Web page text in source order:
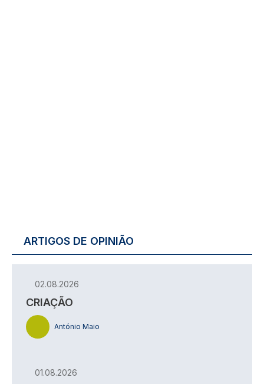
ARTIGOS DE OPINIÃO
02.08.2026
CRIAÇÃO
António Maio
01.08.2026